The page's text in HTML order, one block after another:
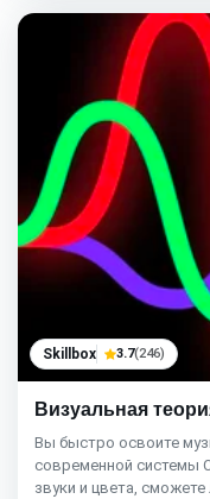
Skillbox 3.7(246)
Визуальная
Вы быстро освоите
современной системы
звуки и цвета, сможете